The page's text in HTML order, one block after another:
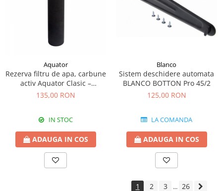
Aquator
Rezerva filtru de apa, carbune
activ Aquator Clasic –
diametru 50 mm, 4000 L
135,00 RON
IN STOC
ADAUGA IN COS
Blanco
Sistem deschidere automata
BLANCO BOTTON Pro 45/2
125,00 RON
LA COMANDA
ADAUGA IN COS
1 2 3 ... 26